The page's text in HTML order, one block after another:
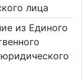
лица
из Единого